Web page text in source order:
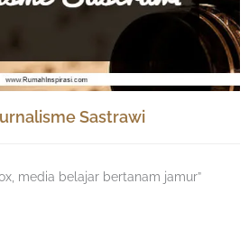
Sastrawi
media belajar bertanam jamur”